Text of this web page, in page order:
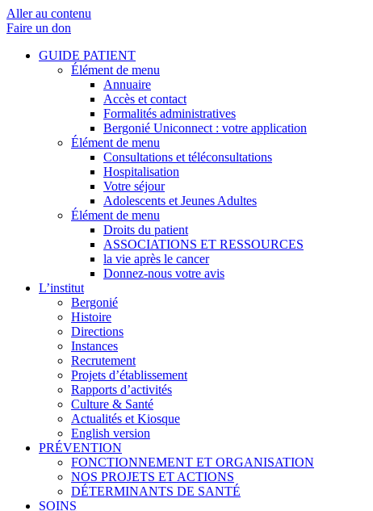
Aller au contenu
Faire un don
GUIDE PATIENT
Élément de menu
Annuaire
Accès et contact
Formalités administratives
Bergonié Uniconnect : votre application
Élément de menu
Consultations et téléconsultations
Hospitalisation
Votre séjour
Adolescents et Jeunes Adultes
Élément de menu
Droits du patient
ASSOCIATIONS ET RESSOURCES
la vie après le cancer
Donnez-nous votre avis
L’institut
Bergonié
Histoire
Directions
Instances
Recrutement
Projets d’établissement
Rapports d’activités
Culture & Santé
Actualités et Kiosque
English version
PRÉVENTION
FONCTIONNEMENT ET ORGANISATION
NOS PROJETS ET ACTIONS
DÉTERMINANTS DE SANTÉ
SOINS